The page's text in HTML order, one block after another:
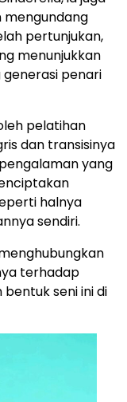
mengundang
pertunjukan,
menunjukkan
penari
pelatihan
dan transisinya
yang
halnya
sendiri.
terhadap
seni ini di